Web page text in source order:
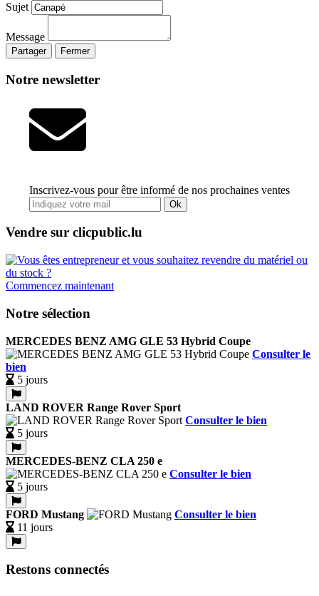
Sujet
Message
Partager Fermer
Notre newsletter
Inscrivez-vous pour être informé de nos prochaines ventes
Ok
Vendre sur clicpublic.lu
Commencez maintenant
Notre sélection
MERCEDES BENZ AMG GLE 53 Hybrid Coupe
Consulter le
bien
5 jours
LAND ROVER Range Rover Sport
Consulter le bien
5 jours
MERCEDES-BENZ CLA 250 e
Consulter le bien
5 jours
FORD Mustang
Consulter le bien
11 jours
Restons connectés